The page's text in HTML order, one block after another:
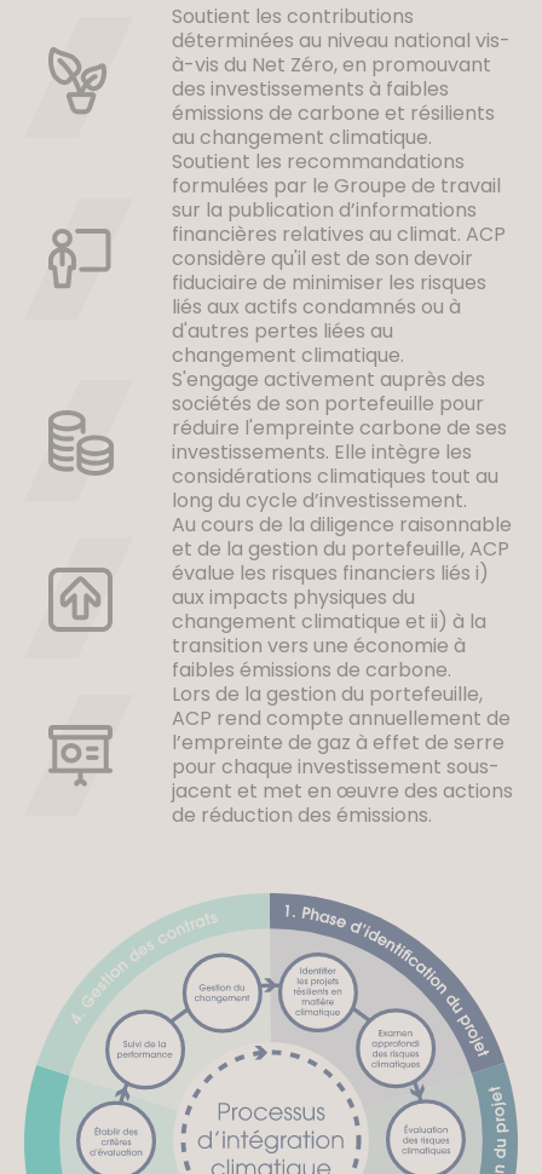
Soutient les contributions
déterminées au niveau national vis-
à-vis du Net Zéro, en promouvant
des investissements à faibles
émissions de carbone et résilients
au changement climatique.
Soutient les recommandations
formulées par le Groupe de travail
sur la publication d’informations
financières relatives au climat. ACP
considère qu'il est de son devoir
fiduciaire de minimiser les risques
liés aux actifs condamnés ou à
d'autres pertes liées au
changement climatique.
S'engage activement auprès des
sociétés de son portefeuille pour
réduire l'empreinte carbone de ses
investissements. Elle intègre les
considérations climatiques tout au
long du cycle d’investissement.
Au cours de la diligence raisonnable
et de la gestion du portefeuille, ACP
évalue les risques financiers liés i)
aux impacts physiques du
changement climatique et ii) à la
transition vers une économie à
faibles émissions de carbone.
Lors de la gestion du portefeuille,
ACP rend compte annuellement de
l’empreinte de gaz à effet de serre
pour chaque investissement sous-
jacent et met en œuvre des actions
de réduction des émissions.